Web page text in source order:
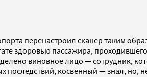
перенастроил сканер таким
здоровью пассажира,
виновное лицо — сотрудник,
косвенный — знал, но,